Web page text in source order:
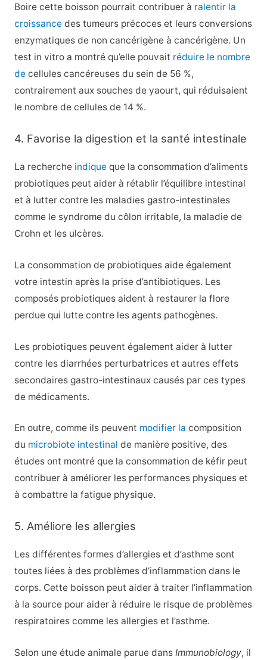
Boire cette boisson pourrait contribuer à ralentir la
croissancedes tumeurs précoces et leurs conversions
enzymatiques de non cancérigène à cancérigène. Un
test in vitro a montré qu’elle pouvait réduire le nombre
decellules cancéreuses du sein de 56 %,
contrairement aux souches de yaourt, qui réduisaient
le nombre de cellules de 14 %.
4. Favorise la digestion et la santé intestinale
La recherche indiqueque la consommation d’aliments
probiotiques peut aider à rétablir l’équilibre intestinal
et à lutter contre les maladies gastro-intestinales
comme le syndrome du côlon irritable, la maladie de
Crohn et les ulcères.
La consommation de probiotiques aide également
votre intestin après la prise d’antibiotiques. Les
composés probiotiques aident à restaurer la flore
perdue qui lutte contre les agents pathogènes.
Les probiotiques peuvent également aider à lutter
contre les diarrhées perturbatrices et autres effets
secondaires gastro-intestinaux causés par ces types
de médicaments.
En outre, comme ils peuvent modifier la composition
du microbiote intestinal de manière positive, des
études ont montré que la consommation de kéfir peut
contribuer à améliorer les performances physiques et
à combattre la fatigue physique.
5. Améliore les allergies
Les différentes formes d’allergies et d’asthme sont
toutes liées à des problèmes d’inflammation dans le
corps. Cette boisson peut aider à traiter l’inflammation
à la source pour aider à réduire le risque de problèmes
respiratoires comme les allergies et l’asthme.
Selon une étude animale parue dans Immunobiology, il